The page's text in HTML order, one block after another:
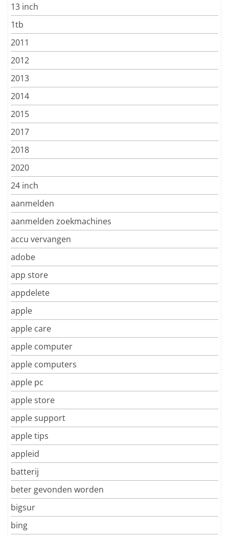
13 inch
1tb
2011
2012
2013
2014
2015
2017
2018
2020
24 inch
aanmelden
aanmelden zoekmachines
accu vervangen
adobe
app store
appdelete
apple
apple care
apple computer
apple computers
apple pc
apple store
apple support
apple tips
appleid
batterij
beter gevonden worden
bigsur
bing